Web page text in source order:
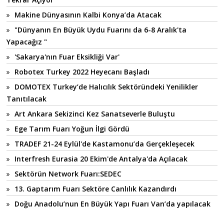
Makine Dünyasının Kalbi Konya’da Atacak
"Dünyanın En Büyük Uydu Fuarını da 6-8 Aralık'ta
Yapacağız "
'Sakarya'nın Fuar Eksikliği Var'
Robotex Turkey 2022 Heyecanı Başladı
DOMOTEX Turkey’de Halıcılık Sektöründeki Yenilikler
Tanıtılacak
Art Ankara Sekizinci Kez Sanatseverle Buluştu
Ege Tarım Fuarı Yoğun İlgi Gördü
TRADEF 21-24 Eylül'de Kastamonu’da Gerçekleşecek
Interfresh Eurasia 20 Ekim'de Antalya'da Açılacak
Sektörün Network Fuarı:SEDEC
13. Gaptarım Fuarı Sektöre Canlılık Kazandırdı
Doğu Anadolu’nun En Büyük Yapı Fuarı Van’da yapılacak